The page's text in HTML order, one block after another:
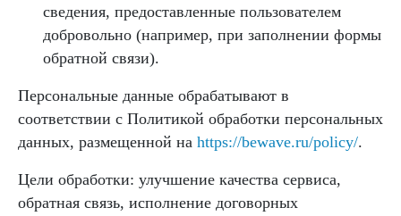
сведения, предоставленные пользователем
добровольно (например, при заполнении формы
обратной связи).
Персональные данные обрабатывают в
соответствии с Политикой обработки персональных
данных, размещенной на https://bewave.ru/policy/.
Цели обработки: улучшение качества сервиса,
обратная связь, исполнение договорных